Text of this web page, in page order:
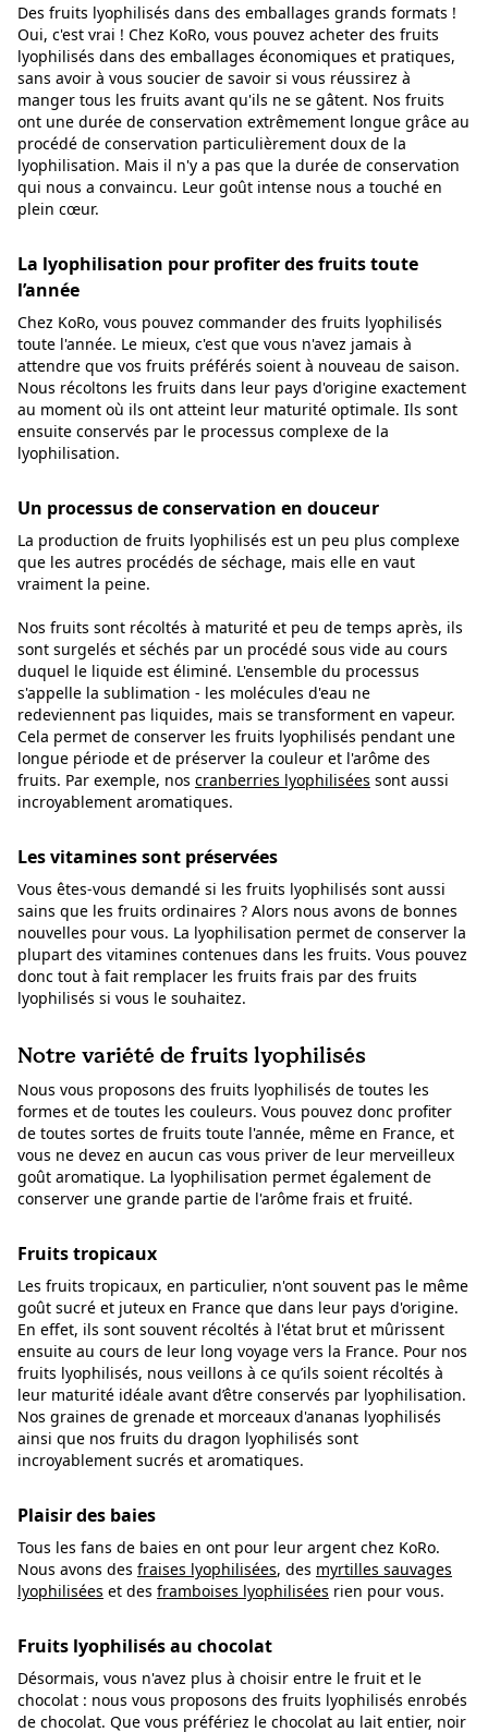
Des fruits lyophilisés dans des emballages grands formats !
Oui, c'est vrai ! Chez KoRo, vous pouvez acheter des fruits
lyophilisés dans des emballages économiques et pratiques,
sans avoir à vous soucier de savoir si vous réussirez à
manger tous les fruits avant qu'ils ne se gâtent. Nos fruits
ont une durée de conservation extrêmement longue grâce au
procédé de conservation particulièrement doux de la
lyophilisation. Mais il n'y a pas que la durée de conservation
qui nous a convaincu. Leur goût intense nous a touché en
plein cœur.
La lyophilisation pour profiter des fruits toute
l’année
Chez KoRo, vous pouvez commander des fruits lyophilisés
toute l'année. Le mieux, c'est que vous n'avez jamais à
attendre que vos fruits préférés soient à nouveau de saison.
Nous récoltons les fruits dans leur pays d'origine exactement
au moment où ils ont atteint leur maturité optimale. Ils sont
ensuite conservés par le processus complexe de la
lyophilisation.
Un processus de conservation en douceur
La production de fruits lyophilisés est un peu plus complexe
que les autres procédés de séchage, mais elle en vaut
vraiment la peine.
Nos fruits sont récoltés à maturité et peu de temps après, ils
sont surgelés et séchés par un procédé sous vide au cours
duquel le liquide est éliminé. L'ensemble du processus
s'appelle la sublimation - les molécules d'eau ne
redeviennent pas liquides, mais se transforment en vapeur.
Cela permet de conserver les fruits lyophilisés pendant une
longue période et de préserver la couleur et l'arôme des
fruits. Par exemple, nos cranberries lyophilisées sont aussi
incroyablement aromatiques.
Les vitamines sont préservées
Vous êtes-vous demandé si les fruits lyophilisés sont aussi
sains que les fruits ordinaires ? Alors nous avons de bonnes
nouvelles pour vous. La lyophilisation permet de conserver la
plupart des vitamines contenues dans les fruits. Vous pouvez
donc tout à fait remplacer les fruits frais par des fruits
lyophilisés si vous le souhaitez.
Notre variété de fruits lyophilisés
Nous vous proposons des fruits lyophilisés de toutes les
formes et de toutes les couleurs. Vous pouvez donc profiter
de toutes sortes de fruits toute l'année, même en France, et
vous ne devez en aucun cas vous priver de leur merveilleux
goût aromatique. La lyophilisation permet également de
conserver une grande partie de l'arôme frais et fruité.
Fruits tropicaux
Les fruits tropicaux, en particulier, n'ont souvent pas le même
goût sucré et juteux en France que dans leur pays d'origine.
En effet, ils sont souvent récoltés à l'état brut et mûrissent
ensuite au cours de leur long voyage vers la France. Pour nos
fruits lyophilisés, nous veillons à ce qu’ils soient récoltés à
leur maturité idéale avant d’être conservés par lyophilisation.
Nos graines de grenade et morceaux d'ananas lyophilisés
ainsi que nos fruits du dragon lyophilisés sont
incroyablement sucrés et aromatiques.
Plaisir des baies
Tous les fans de baies en ont pour leur argent chez KoRo.
Nous avons des fraises lyophilisées, des myrtilles sauvages
lyophilisées et des framboises lyophilisées rien pour vous.
Fruits lyophilisés au chocolat
Désormais, vous n'avez plus à choisir entre le fruit et le
chocolat : nous vous proposons des fruits lyophilisés enrobés
de chocolat. Que vous préfériez le chocolat au lait entier, noir